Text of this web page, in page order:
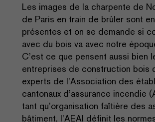
Les images de la charpente de
de Paris en train de brûler sont
présentes et on se demande si
avec du bois va avec notre
C’est ce que pensent aussi bien
entreprises de construction bois
experts de l’Association des
cantonaux d’assurance incendie
tant qu’organisation faîtière des
bâtiment, l’AEAI définit les